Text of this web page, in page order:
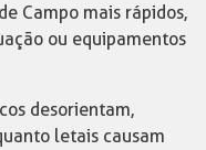
Campo mais rápidos,
ou equipamentos
desorientam,
letais causam